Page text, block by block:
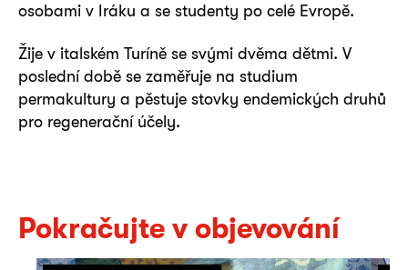
osobami v Iráku a se studenty po celé Evropě.
Žije v italském Turíně se svými dvěma dětmi. V
poslední době se zaměřuje na studium
permakultury a pěstuje stovky endemických druhů
pro regenerační účely.
Pokračujte v objevování